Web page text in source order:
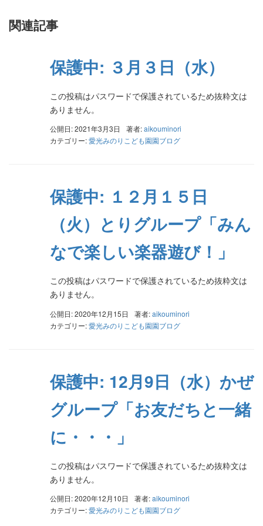
関連記事
保護中: ３月３日（水）
この投稿はパスワードで保護されているため抜粋文は
ありません。
公開日: 2021年3月3日 著者:aikouminori
カテゴリー:愛光みのりこども園園ブログ
保護中: １２月１５日
（火）とりグループ「みん
なで楽しい楽器遊び！」
この投稿はパスワードで保護されているため抜粋文は
ありません。
公開日: 2020年12月15日 著者:aikouminori
カテゴリー:愛光みのりこども園園ブログ
保護中: 12月9日（水）かぜ
グループ「お友だちと一緒
に・・・」
この投稿はパスワードで保護されているため抜粋文は
ありません。
公開日: 2020年12月10日 著者:aikouminori
カテゴリー:愛光みのりこども園園ブログ